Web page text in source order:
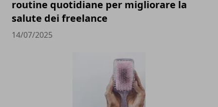
routine quotidiane per migliorare la
salute dei freelance
14/07/2025